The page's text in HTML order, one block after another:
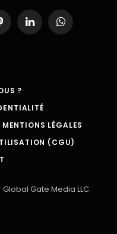
LinkedInWhatsApp
?
MENTIONS LÉGALES
(CGU)
Global Gate Media LLC.